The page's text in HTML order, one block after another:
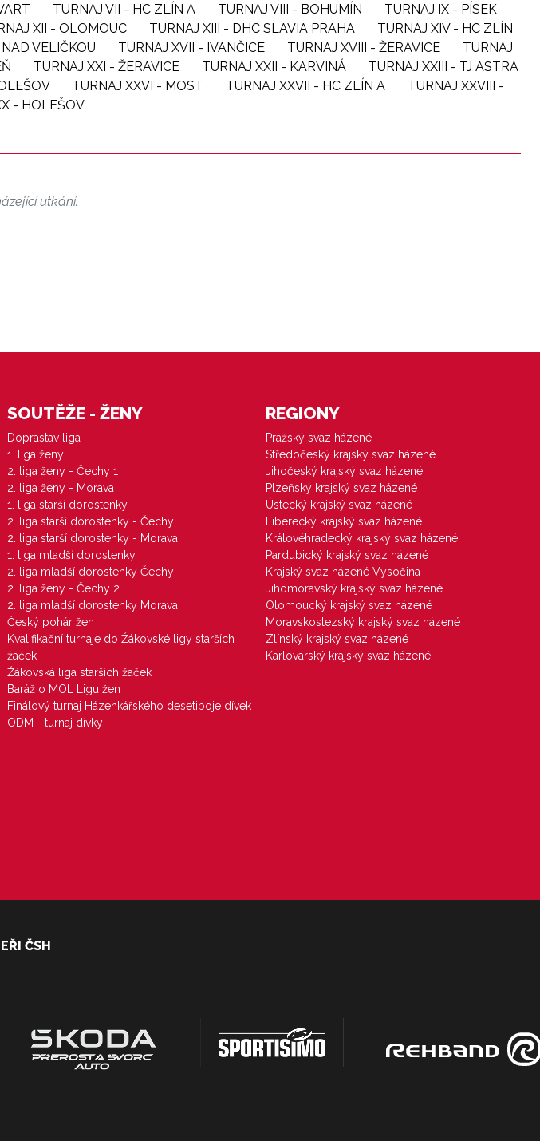
TURNAJ VII - HC ZLÍN A TURNAJ VIII - BOHUMÍN
TURNAJ IX - PÍSEK
XII - OLOMOUC TURNAJ XIII - DHC SLAVIA PRAHA
TURNAJ XIV - HC ZLÍN
VELIČKOU TURNAJ XVII - IVANČICE TURNAJ XVIII - ŽERAVICE
TURNAJ
TURNAJ XXI - ŽERAVICE TURNAJ XXII - KARVINÁ
TURNAJ XXIII - TJ ASTRA
TURNAJ XXVI - MOST TURNAJ XXVII - HC ZLÍN A
TURNAJ XXVIII -
- HOLEŠOV
utkání.
SOUTĚŽE - ŽENY
Doprastav liga
1. liga ženy
2. liga ženy - Čechy 1
2. liga ženy - Morava
1. liga starší dorostenky
2. liga starší dorostenky - Čechy
2. liga starší dorostenky - Morava
1. liga mladší dorostenky
2. liga mladší dorostenky Čechy
2. liga ženy - Čechy 2
2. liga mladší dorostenky Morava
Český pohár žen
Kvalifikační turnaje do Žákovské ligy starších
žaček
Žákovská liga starších žaček
Baráž o MOL Ligu žen
Finálový turnaj Házenkářského desetiboje dívek
ODM - turnaj dívky
REGIONY
Pražský svaz házené
Středočeský krajský svaz házené
Jihočeský krajský svaz házené
Plzeňský krajský svaz házené
Ústecký krajský svaz házené
Liberecký krajský svaz házené
Královéhradecký krajský svaz házené
Pardubický krajský svaz házené
Krajský svaz házené Vysočina
Jihomoravský krajský svaz házené
Olomoucký krajský svaz házené
Moravskoslezský krajský svaz házené
Zlínský krajský svaz házené
Karlovarský krajský svaz házené
ČSH